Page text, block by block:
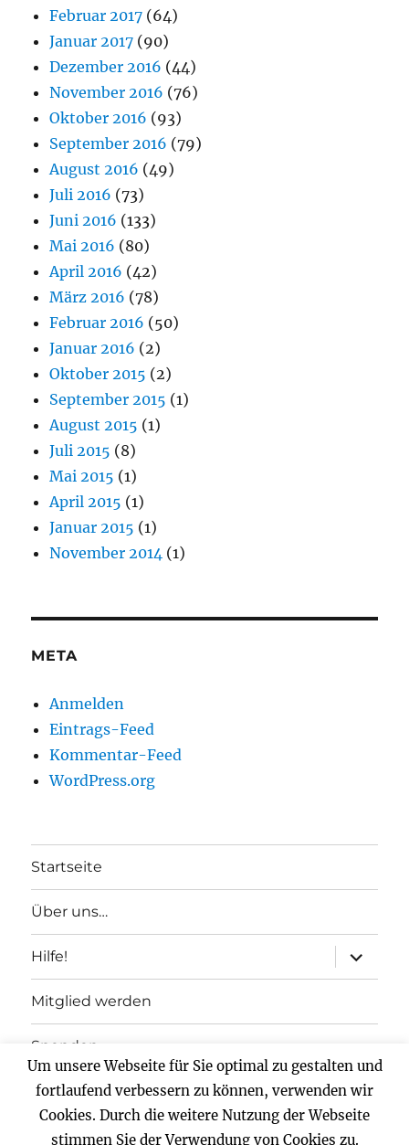
Februar 2017 (64)
Januar 2017 (90)
Dezember 2016 (44)
November 2016 (76)
Oktober 2016 (93)
September 2016 (79)
August 2016 (49)
Juli 2016 (73)
Juni 2016 (133)
Mai 2016 (80)
April 2016 (42)
März 2016 (78)
Februar 2016 (50)
Januar 2016 (2)
Oktober 2015 (2)
September 2015 (1)
August 2015 (1)
Juli 2015 (8)
Mai 2015 (1)
April 2015 (1)
Januar 2015 (1)
November 2014 (1)
META
Anmelden
Eintrags-Feed
Kommentar-Feed
WordPress.org
Startseite
Über uns…
Hilfe!
anzeigen
Mitglied werden
Spenden
Impressum
Datenschutz
Um unsere Webseite für Sie optimal zu gestalten und
fortlaufend verbessern zu können, verwenden wir
Cookies. Durch die weitere Nutzung der Webseite
stimmen Sie der Verwendung von Cookies zu.